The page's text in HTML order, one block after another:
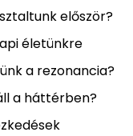
először?
életünkre
a rezonancia?
a háttérben?